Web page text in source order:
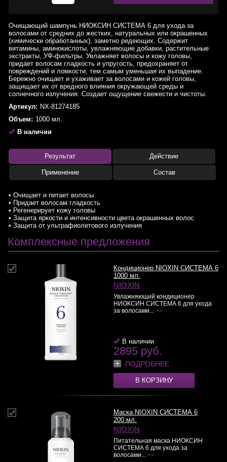
Очищающий шампунь НИОКСИН СИСТЕМА 6 для ухода за
волосами от средних до жестких, натуральных или окрашенных
(химически обработанных), заметно редеющих. Содержит
витамины, аминокислоты, увлажняющие добавки, растительные
экстракты, УФ-фильтры. Увлажняет волосы и кожу головы,
придает волосам гладкость и упругость, предохраняет от
повреждений и ломкости, тем самым уменьшая их выпадение.
Бережно очищает и ухаживает за волосами и кожей головы,
защищает их от вредного влияния окружающей среды и
солнечного излучения. Создает ощущение свежести и чистоты.
Артикул: NX-81274185
Объем: 1000 мл.
В наличии
Результат Действие
Применение Состав
• Очищает и питает волосы
• Придает волосам гладкость
• Регенерирует кожу головы
• Защита яркости и интенсивности цвета окрашенных волос
• Защита от ультрафиолетового излучения
Комплексные предложения
Кондиционер NIOXIN СИСТЕМА 6
1000 мл.
NIOXIN
Увлажняющий кондиционер
НИОКСИН СИСТЕМА 6 для ухода
за волосами... >>
В наличии
2895 руб.
ПОДРОБНЕЕ
В КОРЗИНУ
Маска NIOXIN СИСТЕМА 6
200 мл.
NIOXIN
Питательная маска НИОКСИН
СИСТЕМА 6 для ухода за
волосами... >>